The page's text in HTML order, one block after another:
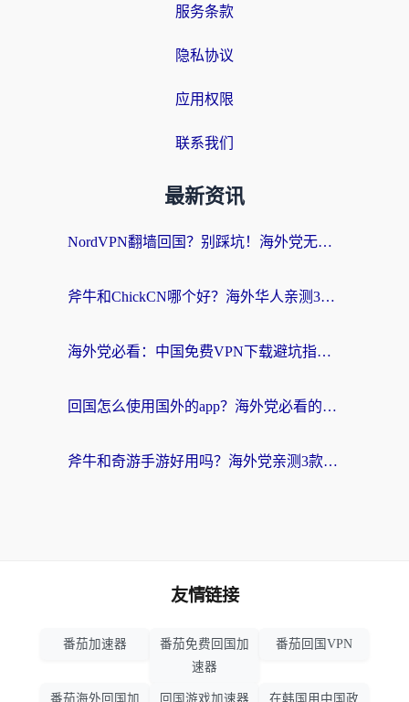
服务条款
隐私协议
应用权限
联系我们
最新资讯
NordVPN翻墙回国？别踩坑！海外党无缝访问国内资源的真实指南
斧牛和ChickCN哪个好？海外华人亲测3款回国加速器+免费试用攻略
海外党必看：中国免费VPN下载避坑指南 + 无缝访问国内资源的终极方案
回国怎么使用国外的app？海外党必看的无缝访问国内资源全攻略
斧牛和奇游手游好用吗？海外党亲测3款回国加速器，选对才能无缝刷国内资源
友情链接
番茄加速器
番茄免费回国加
速器
番茄回国VPN
番茄海外回国加 回国游戏加速器 在韩国用中国政